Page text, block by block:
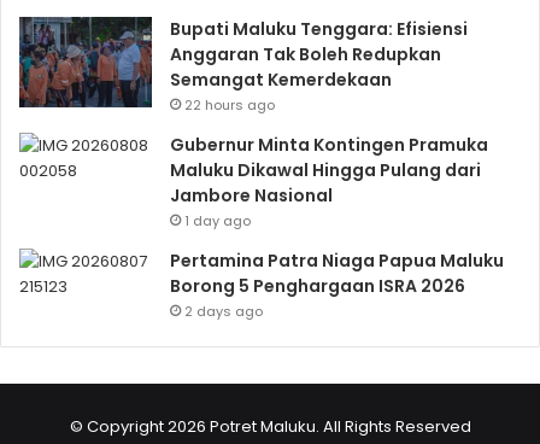
Bupati Maluku Tenggara: Efisiensi
Anggaran Tak Boleh Redupkan
Semangat Kemerdekaan
22 hours ago
Gubernur Minta Kontingen Pramuka
Maluku Dikawal Hingga Pulang dari
Jambore Nasional
1 day ago
Pertamina Patra Niaga Papua Maluku
Borong 5 Penghargaan ISRA 2026
2 days ago
© Copyright 2026 Potret Maluku. All Rights Reserved